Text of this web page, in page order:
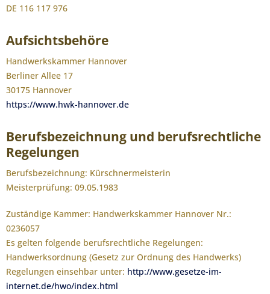
DE 116 117 976
Aufsichtsbehöre
Handwerkskammer Hannover
Berliner Allee 17
30175 Hannover
https://www.hwk-hannover.de
Berufsbezeichnung und berufsrechtliche
Regelungen
Berufsbezeichnung: Kürschnermeisterin
Meisterprüfung: 09.05.1983
Zuständige Kammer: Handwerkskammer Hannover Nr.:
0236057
Es gelten folgende berufsrechtliche Regelungen:
Handwerksordnung (Gesetz zur Ordnung des Handwerks)
Regelungen einsehbar unter: http://www.gesetze-im-
internet.de/hwo/index.html